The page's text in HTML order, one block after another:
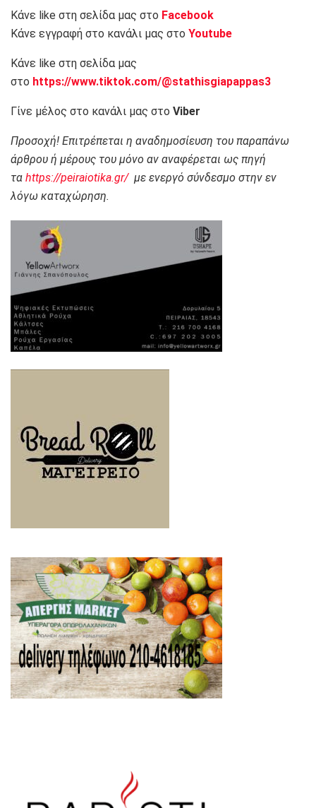
Κάνε like στη σελίδα μας στο Facebook
Κάνε εγγραφή στο κανάλι μας στο Youtube
Κάνε like στη σελίδα μας
στο https://www.tiktok.com/@stathisgiapappas3
Γίνε μέλος στο κανάλι μας στο Viber
Προσοχή! Επιτρέπεται η αναδημοσίευση του παραπάνω
άρθρου ή μέρους του μόνο αν αναφέρεται ως πηγή
τα https://peiraiotika.gr/με ενεργό σύνδεσμο στην εν
λόγω καταχώρηση.